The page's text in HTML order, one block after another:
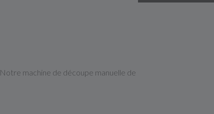
machine de découpe manuelle de